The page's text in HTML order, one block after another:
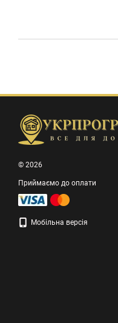
© 2026
Приймаємо до оплати
Мобільна версія